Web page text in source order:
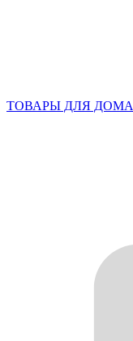
ТОВАРЫ ДЛЯ ДОМА